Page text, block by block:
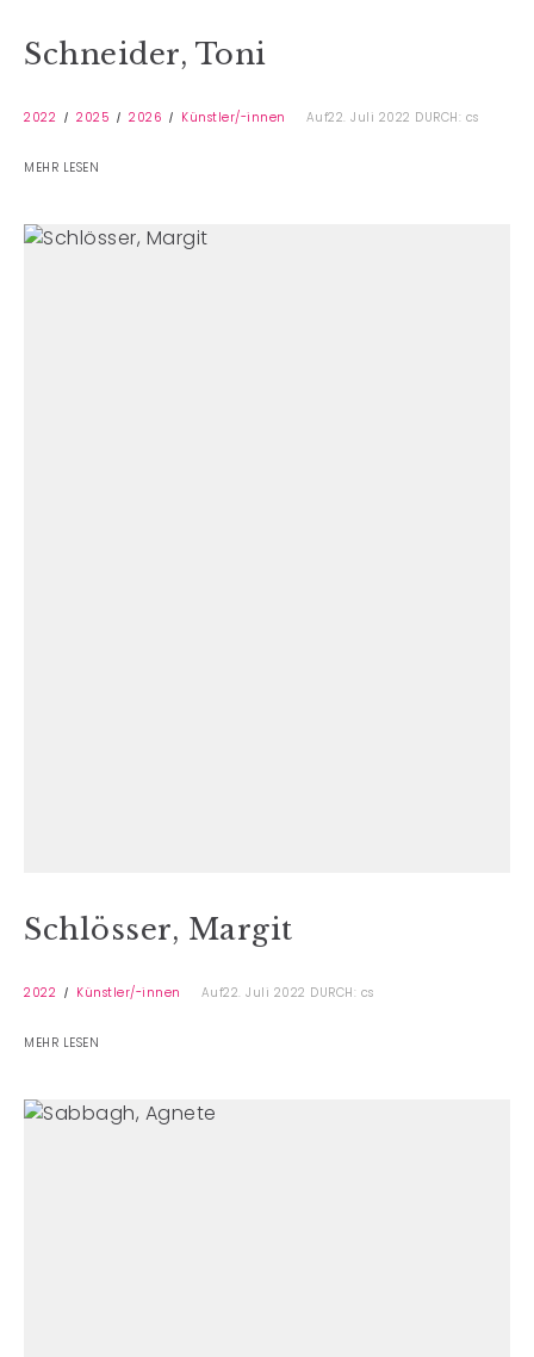
Schneider, Toni
2022 2025 2026 Künstler/-innen Auf22. Juli 2022 DURCH: cs
MEHR LESEN
Schlösser, Margit
2022 Künstler/-innen Auf22. Juli 2022 DURCH: cs
MEHR LESEN